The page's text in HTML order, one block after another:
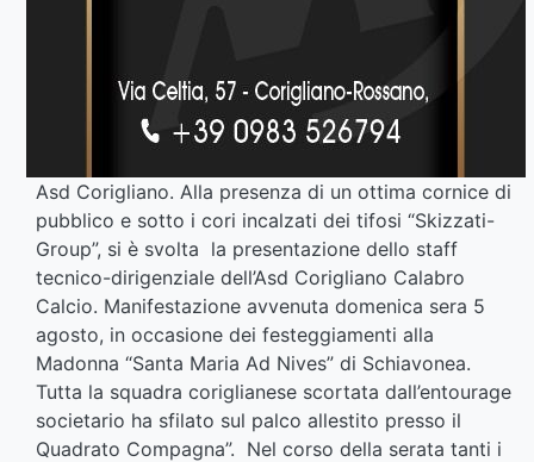
Asd Corigliano. Alla presenza di un ottima cornice di
pubblico e sotto i cori incalzati dei tifosi “Skizzati-
Group”, si è svolta la presentazione dello staff
tecnico-dirigenziale dell’Asd Corigliano Calabro
Calcio. Manifestazione avvenuta domenica sera 5
agosto, in occasione dei festeggiamenti alla
Madonna “Santa Maria Ad Nives” di Schiavonea.
Tutta la squadra coriglianese scortata dall’entourage
societario ha sfilato sul palco allestito presso il
Quadrato Compagna”. Nel corso della serata tanti i